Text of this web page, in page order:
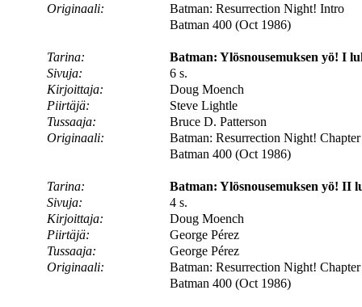
Originaali:
Batman: Resurrection Night! Intro
Batman 400 (Oct 1986)
Tarina:
Batman: Ylösnousemuksen yö! I
Sivuja:
6 s.
Kirjoittaja:
Doug Moench
Piirtäjä:
Steve Lightle
Tussaaja:
Bruce D. Patterson
Originaali:
Batman: Resurrection Night!
Batman 400 (Oct 1986)
Tarina:
Batman: Ylösnousemuksen yö! II
Sivuja:
4 s.
Kirjoittaja:
Doug Moench
Piirtäjä:
George Pérez
Tussaaja:
George Pérez
Originaali:
Batman: Resurrection Night!
Batman 400 (Oct 1986)